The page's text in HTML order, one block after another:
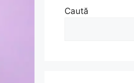
Caută